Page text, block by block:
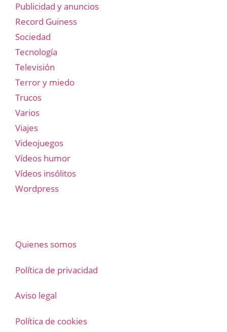
Publicidad y anuncios
Record Guiness
Sociedad
Tecnología
Televisión
Terror y miedo
Trucos
Varios
Viajes
Videojuegos
Vídeos humor
Vídeos insólitos
Wordpress
Quienes somos
Política de privacidad
Aviso legal
Política de cookies